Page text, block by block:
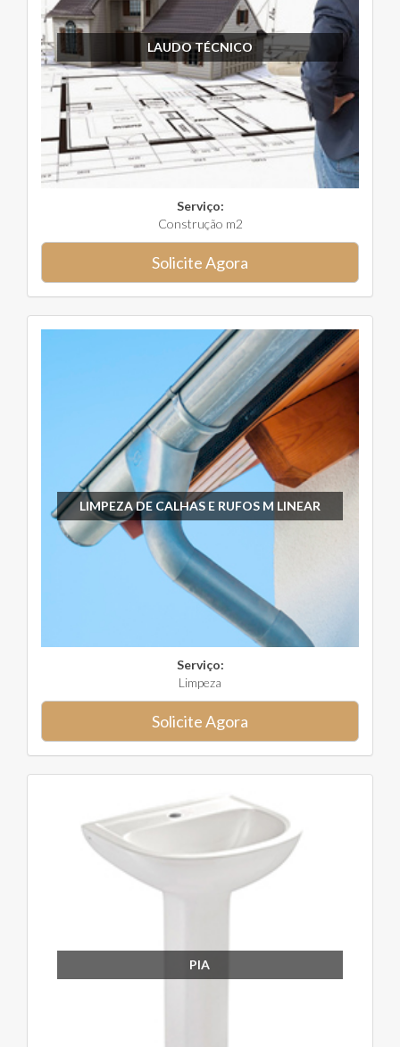
LAUDO TÉCNICO
Serviço:
Construção m2
Solicite Agora
LIMPEZA DE CALHAS E RUFOS M LINEAR
Serviço:
Limpeza
Solicite Agora
PIA